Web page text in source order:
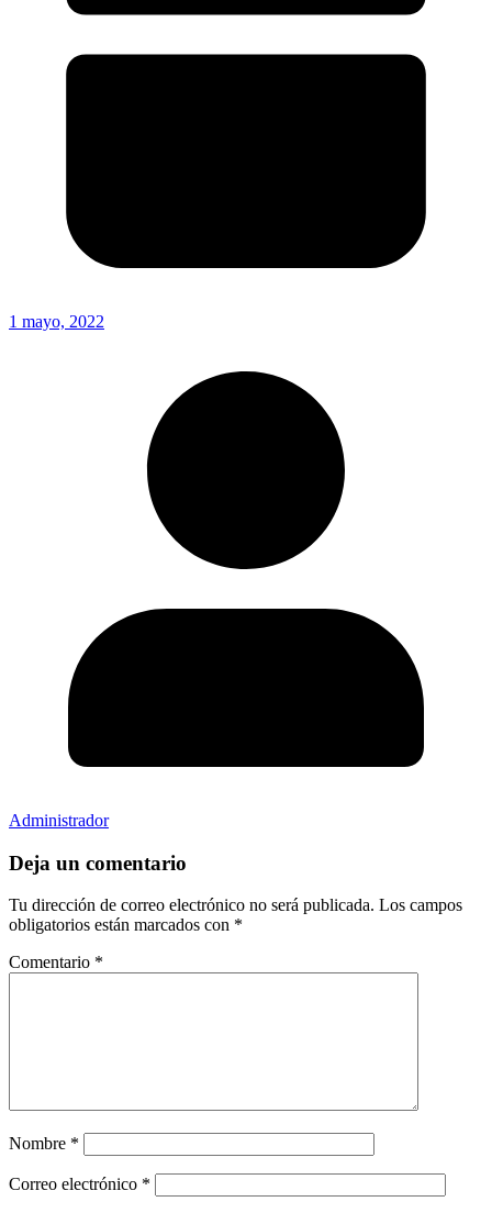
1 mayo, 2022
Administrador
Deja un comentario
Tu dirección de correo electrónico no será publicada. Los campos
obligatorios están marcados con *
Comentario *
Nombre *
Correo electrónico *